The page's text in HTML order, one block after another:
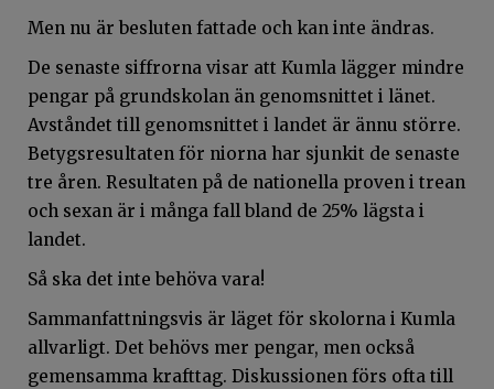
Men nu är besluten fattade och kan inte ändras.
De senaste siffrorna visar att Kumla lägger mindre
pengar på grundskolan än genomsnittet i länet.
Avståndet till genomsnittet i landet är ännu större.
Betygsresultaten för niorna har sjunkit de senaste
tre åren. Resultaten på de nationella proven i trean
och sexan är i många fall bland de 25% lägsta i
landet.
Så ska det inte behöva vara!
Sammanfattningsvis är läget för skolorna i Kumla
allvarligt. Det behövs mer pengar, men också
gemensamma krafttag. Diskussionen förs ofta till